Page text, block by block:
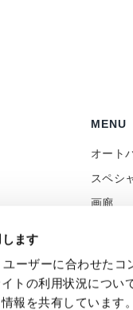
ます
ーザーに合わせた
トの利用状況につ
報を共有していま
MENU
オート
スペシ
画廊
Social